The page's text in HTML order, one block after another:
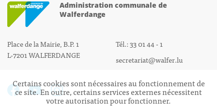
Administration communale de
Walferdange
Place de la Mairie, B.P. 1
L-7201 WALFERDANGE
Tél.: 33 01 44 - 1
secretariat@walfer.lu
Certains cookies sont nécessaires au fonctionnement de
ce site. En outre, certains services externes nécessitent
votre autorisation pour fonctionner.